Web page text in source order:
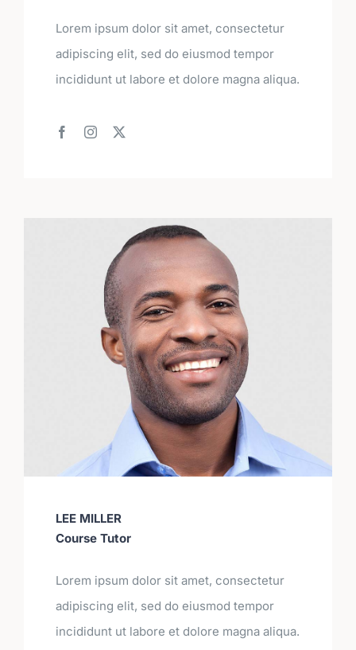
Lorem ipsum dolor sit amet, consectetur
adipiscing elit, sed do eiusmod tempor
incididunt ut labore et dolore magna aliqua.
LEE MILLER
Course Tutor
Lorem ipsum dolor sit amet, consectetur
adipiscing elit, sed do eiusmod tempor
incididunt ut labore et dolore magna aliqua.